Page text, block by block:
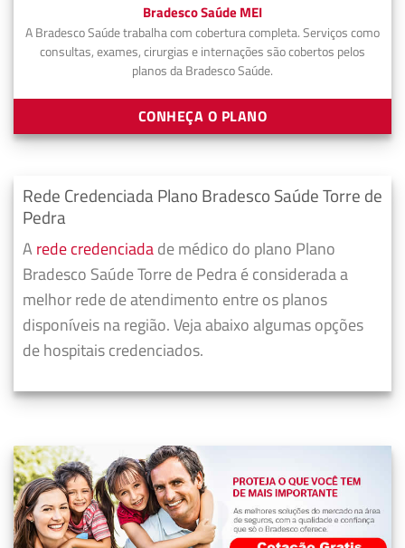
Bradesco Saúde MEI
A Bradesco Saúde trabalha com cobertura completa. Serviços como
consultas, exames, cirurgias e internações são cobertos pelos
planos da Bradesco Saúde.
CONHEÇA O PLANO
Rede Credenciada Plano Bradesco Saúde Torre de
Pedra
A rede credenciadade médico do plano Plano
Bradesco Saúde Torre de Pedra é considerada a
melhor rede de atendimento entre os planos
disponíveis na região. Veja abaixo algumas opções
de hospitais credenciados.